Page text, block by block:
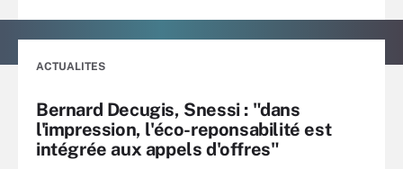
ACTUALITES
Bernard Decugis, Snessi : "dans
l'impression, l'éco-reponsabilité est
intégrée aux appels d'offres"